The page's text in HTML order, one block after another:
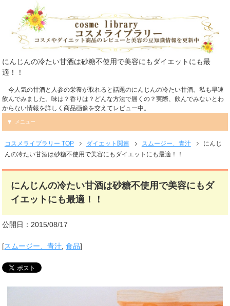
にんじんの冷たい甘酒は砂糖不使用で美容にもダイエットにも最
適！！
今人気の甘酒と人参の栄養が取れると話題のにんじんの冷たい甘酒。私も早速
飲んでみました。味は？香りは？どんな方法で届くの？実際、飲んでみないとわ
からない情報を詳しく商品画像を交えてレビュー中。
メニュー
コスメライブラリー TOP ダイエット関連 スムージー、青汁
にんじ
んの冷たい甘酒は砂糖不使用で美容にもダイエットにも最適！！
にんじんの冷たい甘酒は砂糖不使用で美容にもダ
イエットにも最適！！
公開日：2015/08/17
[スムージー、青汁,食品]